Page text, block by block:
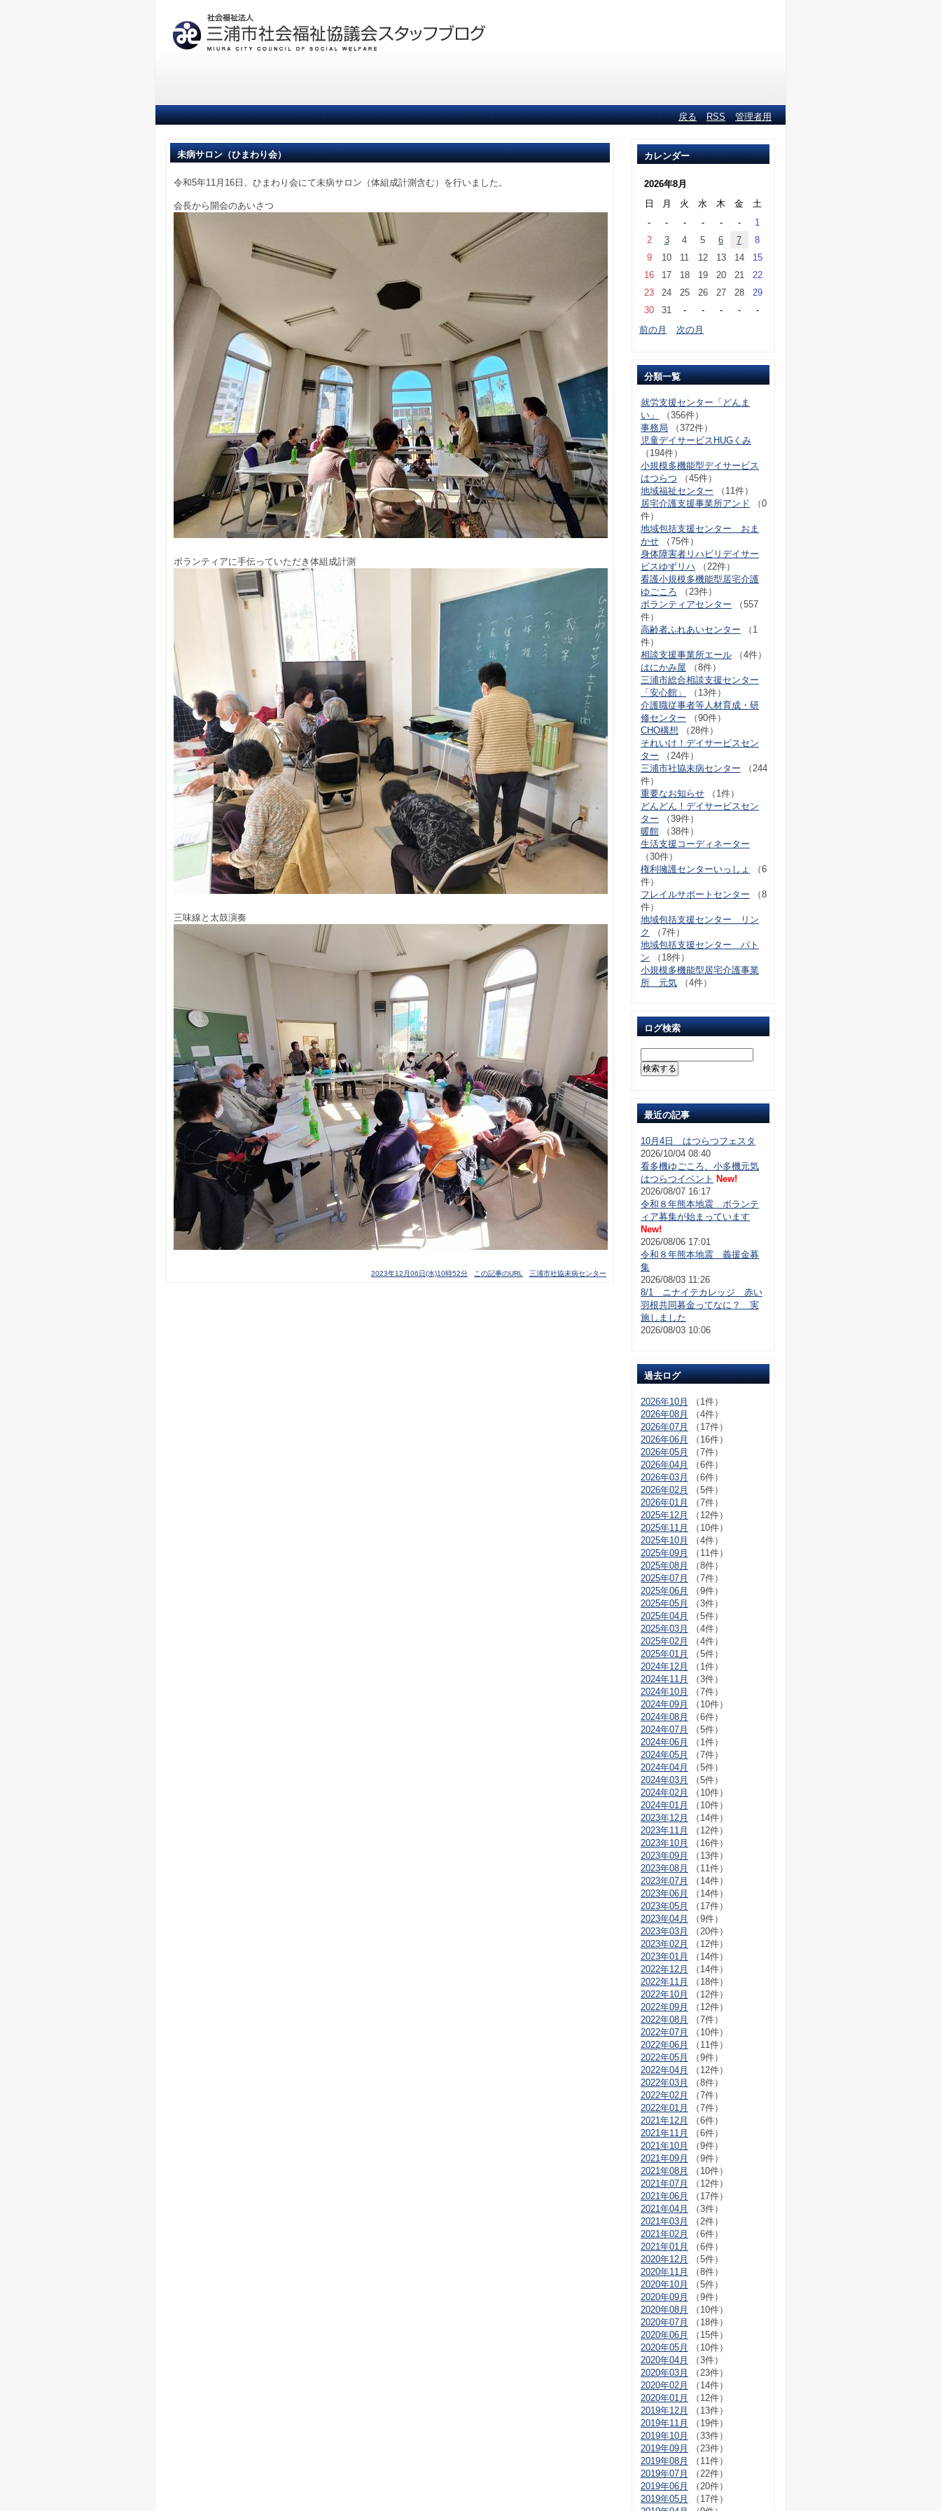
戻る RSS 管理者用
未病サロン（ひまわり会）
令和5年11月16日、ひまわり会にて未病サロン（体組成計測含む）を行いました。
会長から開会のあいさつ
ボランティアに手伝っていただき体組成計測
三味線と太鼓演奏
2023年12月06日(水)10時52分 この記事のURL 三浦市社協未病センター
カレンダー
2026年8月
日
月 火 水 木 金
土
-
- - - - -
1
2
3 4 5 6 7
8
9
10 11 12 13 14
15
16
17 18 19 20 21
22
23
24 25 26 27 28
29
30
31 - - - -
-
前の月
次の月
分類一覧
就労支援センター「どんま
い」
（356件）
事務局 （372件）
児童デイサービスHUGくみ
（194件）
小規模多機能型デイサービス
はつらつ （45件）
地域福祉センター （11件）
居宅介護支援事業所アンド （0
件）
地域包括支援センター おま
かせ （75件）
身体障害者リハビリデイサー
ビスゆずリハ （22件）
看護小規模多機能型居宅介護
ゆごころ （23件）
ボランティアセンター （557
件）
高齢者ふれあいセンター （1
件）
相談支援事業所エール （4件）
はにかみ屋 （8件）
三浦市総合相談支援センター
「安心館」
（13件）
介護職従事者等人材育成・研
修センター （90件）
CHO構想 （28件）
それいけ！デイサービスセン
ター （24件）
三浦市社協未病センター （244
件）
重要なお知らせ （1件）
どんどん！デイサービスセン
ター （39件）
暖館 （38件）
生活支援コーディネーター
（30件）
権利擁護センターいっしょ
（6
件）
フレイルサポートセンター （8
件）
地域包括支援センター リン
ク
（7件）
地域包括支援センター バト
ン （18件）
小規模多機能型居宅介護事業
所 元気 （4件）
ログ検索
最近の記事
10月4日 はつらつフェスタ
2026/10/04 08:40
看多機ゆごころ、小多機元気
はつらつイベント New!
2026/08/07 16:17
令和８年熊本地震 ボランテ
ィア募集が始まっています
New!
2026/08/06 17:01
令和８年熊本地震 義援金募
集
2026/08/03 11:26
8/1 ニナイテカレッジ 赤い
羽根共同募金ってなに？ 実
施しました
2026/08/03 10:06
過去ログ
2026年10月
（1件）
2026年08月
（4件）
2026年07月
（17件）
2026年06月
（16件）
2026年05月
（7件）
2026年04月
（6件）
2026年03月
（6件）
2026年02月
（5件）
2026年01月
（7件）
2025年12月
（12件）
2025年11月
（10件）
2025年10月
（4件）
2025年09月
（11件）
2025年08月
（8件）
2025年07月
（7件）
2025年06月
（9件）
2025年05月
（3件）
2025年04月
（5件）
2025年03月
（4件）
2025年02月
（4件）
2025年01月
（5件）
2024年12月
（1件）
2024年11月
（3件）
2024年10月
（7件）
2024年09月
（10件）
2024年08月
（6件）
2024年07月
（5件）
2024年06月
（1件）
2024年05月
（7件）
2024年04月
（5件）
2024年03月
（5件）
2024年02月
（10件）
2024年01月
（10件）
2023年12月
（14件）
2023年11月
（12件）
2023年10月
（16件）
2023年09月
（13件）
2023年08月
（11件）
2023年07月
（14件）
2023年06月
（14件）
2023年05月
（17件）
2023年04月
（9件）
2023年03月
（20件）
2023年02月
（12件）
2023年01月
（14件）
2022年12月
（14件）
2022年11月
（18件）
2022年10月
（12件）
2022年09月
（12件）
2022年08月
（7件）
2022年07月
（10件）
2022年06月
（11件）
2022年05月
（9件）
2022年04月
（12件）
2022年03月
（8件）
2022年02月
（7件）
2022年01月
（7件）
2021年12月
（6件）
2021年11月
（6件）
2021年10月
（9件）
2021年09月
（9件）
2021年08月
（10件）
2021年07月
（12件）
2021年06月
（17件）
2021年04月
（3件）
2021年03月
（2件）
2021年02月
（6件）
2021年01月
（6件）
2020年12月
（5件）
2020年11月
（8件）
2020年10月
（5件）
2020年09月
（9件）
2020年08月
（10件）
2020年07月
（18件）
2020年06月
（15件）
2020年05月
（10件）
2020年04月
（3件）
2020年03月
（23件）
2020年02月
（14件）
2020年01月
（12件）
2019年12月
（13件）
2019年11月
（19件）
2019年10月
（33件）
2019年09月
（23件）
2019年08月
（11件）
2019年07月
（22件）
2019年06月
（20件）
2019年05月
（17件）